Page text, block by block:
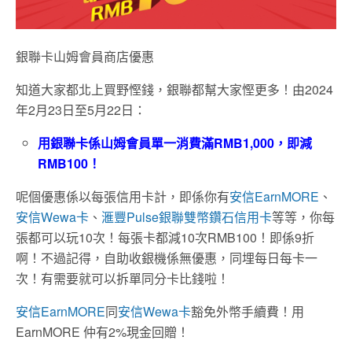
銀聯卡山姆會員商店優惠
知道大家都北上買野慳錢，銀聯都幫大家慳更多！由2024
年2月23日至5月22日：
用銀聯卡係山姆會員單一消費滿RMB1,000，即減
RMB100！
呢個優惠係以每張信用卡計，即係你有安信EarnMORE 、
安信Wewa卡 、 滙豐Pulse銀聯雙幣鑽石信用卡等等，你每
張都可以玩10次！每張卡都減10次RMB100！即係9折
啊！不過記得，自助收銀機係無優惠，同埋每日每卡一
次！有需要就可以拆單同分卡比錢啦！
安信EarnMORE同安信Wewa卡豁免外幣手續費！用
EarnMORE 仲有2%現金回贈 ！